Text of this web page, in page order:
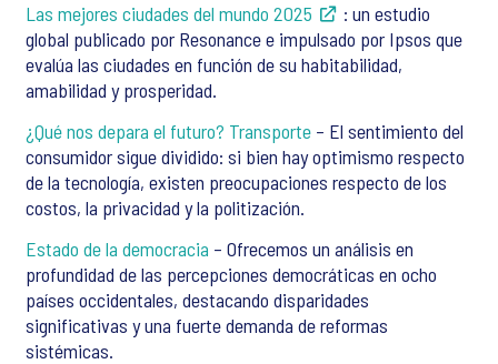
Las mejores ciudades del mundo 2025
: un estudio
global publicado por Resonance e impulsado por Ipsos que
evalúa las ciudades en función de su habitabilidad,
amabilidad y prosperidad.
¿Qué nos depara el futuro? Transporte – El sentimiento del
consumidor sigue dividido: si bien hay optimismo respecto
de la tecnología, existen preocupaciones respecto de los
costos, la privacidad y la politización.
Estado de la democracia – Ofrecemos un análisis en
profundidad de las percepciones democráticas en ocho
países occidentales, destacando disparidades
significativas y una fuerte demanda de reformas
sistémicas.